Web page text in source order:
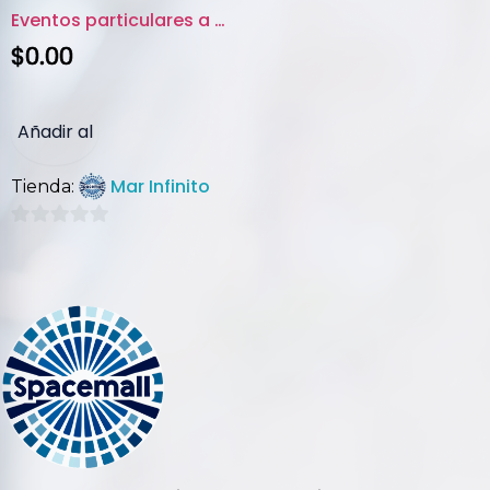
Eventos particulares a bordo d...
$0.00
Añadir al
carrito
Tienda: Mar Infinito